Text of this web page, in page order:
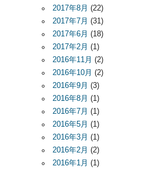
2017年8月 (22)
2017年7月 (31)
2017年6月 (18)
2017年2月 (1)
2016年11月 (2)
2016年10月 (2)
2016年9月 (3)
2016年8月 (1)
2016年7月 (1)
2016年5月 (1)
2016年3月 (1)
2016年2月 (2)
2016年1月 (1)